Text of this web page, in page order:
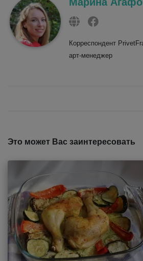
Корреспондент
арт-менеджер
Это может Вас заинтересовать